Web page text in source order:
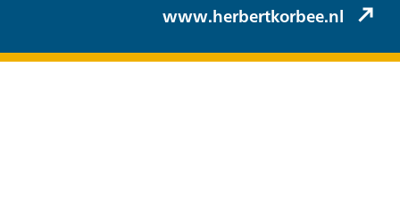
www.herbertkorbee.nl